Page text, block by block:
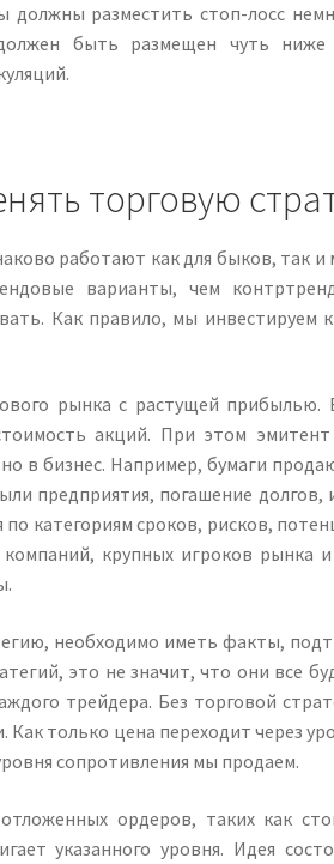
разместить стоп-лосс
быть размещен чуть ниже
торговую
работают как для быков, так
варианты, чем
Как правило, мы инвестируем
рынка с растущей прибылью.
акций. При этом эмитент
в бизнес. Например, бумаги
предприятия, погашение долгов,
категориям сроков, рисков,
крупных игроков рынка
необходимо иметь факты,
это не значит, что они все
трейдера. Без торговой
только цена переходит через
сопротивления мы продаем.
ордеров, таких как
указанного уровня. Идея